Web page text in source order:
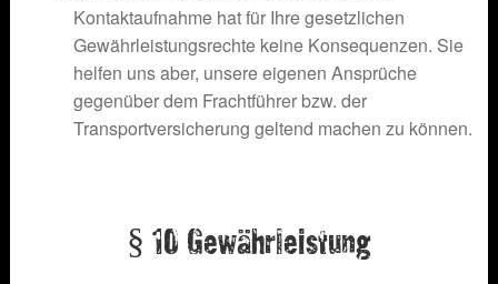
Kontaktaufnahme hat für Ihre gesetzlichen
Gewährleistungsrechte keine Konsequenzen. Sie
helfen uns aber, unsere eigenen Ansprüche
gegenüber dem Frachtführer bzw. der
Transportversicherung geltend machen zu können.
§ 10 Gewährleistung